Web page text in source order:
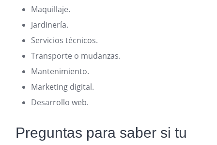
Maquillaje.
Jardinería.
Servicios técnicos.
Transporte o mudanzas.
Mantenimiento.
Marketing digital.
Desarrollo web.
Preguntas para saber si tu